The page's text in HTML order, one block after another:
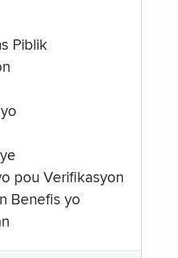
Piblik
pou Verifikasyon
Benefis yo